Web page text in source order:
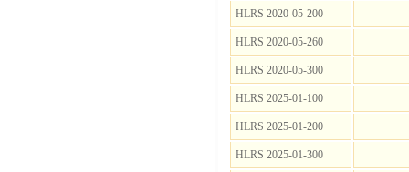
HLRS 2020-05-200
HLRS 2020-05-260
HLRS 2020-05-300
HLRS 2025-01-100
HLRS 2025-01-200
HLRS 2025-01-300